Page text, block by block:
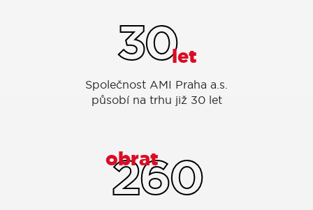
30let
Společnost AMI Praha a.s.
působí na trhu již 30 let
260
obrat